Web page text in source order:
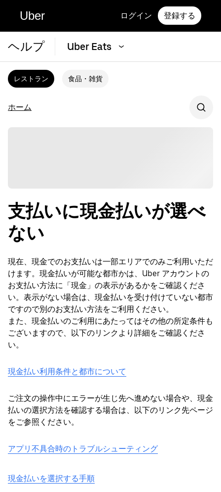
Uber ログイン 登録する
ヘルプ Uber Eats
レストラン 食品・雑貨
ホーム
支払いに現金払いが選べ
ない
現在、現金でのお支払いは一部エリアでのみご利用いただ
けます。現金払いが可能な都市かは、Uber アカウントの
お支払い方法に「現金」の表示があるかをご確認くださ
い。表示がない場合は、現金払いを受け付けていない都市
ですので別のお支払い方法をご利用ください。
また、現金払いのご利用にあたってはその他の所定条件も
ございますので、以下のリンクより詳細をご確認くださ
い。
現金払い利用条件と都市について
ご注文の操作中にエラーが生じ先へ進めない場合や、現金
払いの選択方法を確認する場合は、以下のリンク先ページ
をご参照ください。
アプリ不具合時のトラブルシューティング
現金払いを選択する手順